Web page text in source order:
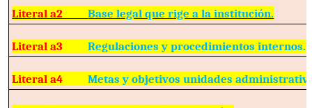
Literal a2Base legal que rige a la institución.
Literal a3Regulaciones y procedimientos internos.
Literal a4Metas y objetivos unidades